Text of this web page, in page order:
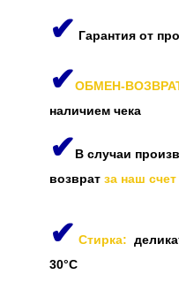
✔ Гарантия от
✔ОБМЕН-
наличием чека
✔В случаи
возврат за наш счет
✔ Стирка:
30°C